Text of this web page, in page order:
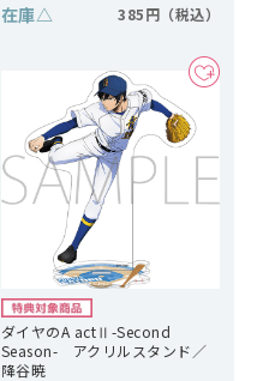
在庫△ 385円
ダイヤのA actⅡ-Second
Season- アクリルスタンド／
降谷暁